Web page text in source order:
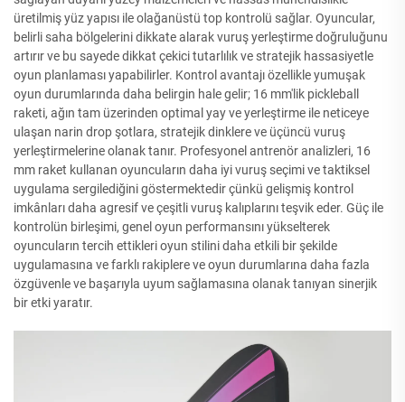
üretilmiş yüz yapısı ile olağanüstü top kontrolü sağlar. Oyuncular,
belirli saha bölgelerini dikkate alarak vuruş yerleştirme doğruluğunu
artırır ve bu sayede dikkat çekici tutarlılık ve stratejik hassasiyetle
oyun planlaması yapabilirler. Kontrol avantajı özellikle yumuşak
oyun durumlarında daha belirgin hale gelir; 16 mm'lik pickleball
raketi, ağın tam üzerinden optimal yay ve yerleştirme ile neticeye
ulaşan narin drop şotlara, stratejik dinklere ve üçüncü vuruş
yerleştirmelerine olanak tanır. Profesyonel antrenör analizleri, 16
mm raket kullanan oyuncuların daha iyi vuruş seçimi ve taktiksel
uygulama sergilediğini göstermektedir çünkü gelişmiş kontrol
imkânları daha agresif ve çeşitli vuruş kalıplarını teşvik eder. Güç ile
kontrolün birleşimi, genel oyun performansını yükselterek
oyuncuların tercih ettikleri oyun stilini daha etkili bir şekilde
uygulamasına ve farklı rakiplere ve oyun durumlarına daha fazla
özgüvenle ve başarıyla uyum sağlamasına olanak tanıyan sinerjik
bir etki yaratır.